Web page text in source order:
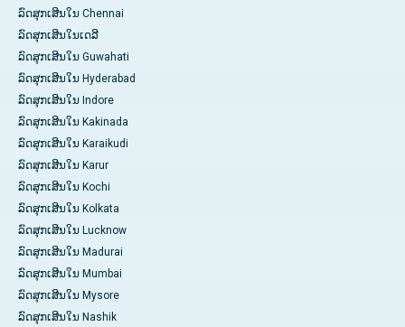
ລົດສຸກເສີນໃນ Chennai
ລົດສຸກເສີນໃນເດລີ
ລົດສຸກເສີນໃນ Guwahati
ລົດສຸກເສີນໃນ Hyderabad
ລົດສຸກເສີນໃນ Indore
ລົດສຸກເສີນໃນ Kakinada
ລົດສຸກເສີນໃນ Karaikudi
ລົດສຸກເສີນໃນ Karur
ລົດສຸກເສີນໃນ Kochi
ລົດສຸກເສີນໃນ Kolkata
ລົດສຸກເສີນໃນ Lucknow
ລົດສຸກເສີນໃນ Madurai
ລົດສຸກເສີນໃນ Mumbai
ລົດສຸກເສີນໃນ Mysore
ລົດສຸກເສີນໃນ Nashik